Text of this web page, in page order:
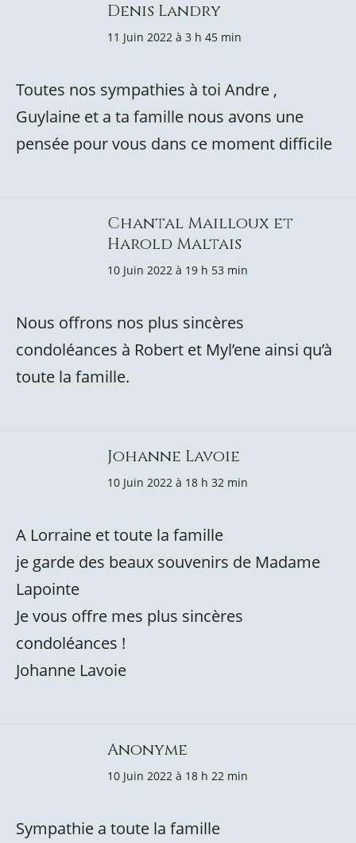
Denis Landry
11 Juin 2022 à 3 h 45 min
Toutes nos sympathies à toi Andre ,
Guylaine et a ta famille nous avons une
pensée pour vous dans ce moment difficile
Chantal Mailloux et
Harold Maltais
10 Juin 2022 à 19 h 53 min
Nous offrons nos plus sincères
condoléances à Robert et Myl’ene ainsi qu’à
toute la famille.
Johanne Lavoie
10 Juin 2022 à 18 h 32 min
A Lorraine et toute la famille
je garde des beaux souvenirs de Madame
Lapointe
Je vous offre mes plus sincères
condoléances !
Johanne Lavoie
Anonyme
10 Juin 2022 à 18 h 22 min
Sympathie a toute la famille